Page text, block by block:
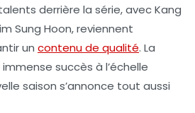
derrière la série, avecKang
Sung Hoon, reviennent
un contenu de qualité. La
succès à l’échelle
saison s’annonce tout aussi